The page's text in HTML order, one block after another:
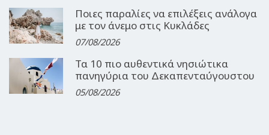
Ποιες παραλίες να επιλέξεις ανάλογα
με τον άνεμο στις Κυκλάδες
07/08/2026
Τα 10 πιο αυθεντικά νησιώτικα
πανηγύρια του Δεκαπενταύγουστου
05/08/2026